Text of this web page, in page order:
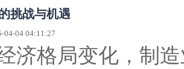
挑战与机遇
04-04 04:11:27
济格局变化，制